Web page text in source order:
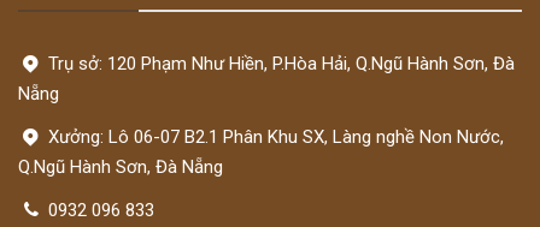
Trụ sở: 120 Phạm Như Hiền, P.Hòa Hải, Q.Ngũ Hành Sơn, Đà
Nẵng
Xưởng: Lô 06-07 B2.1 Phân Khu SX, Làng nghề Non Nước,
Q.Ngũ Hành Sơn, Đà Nẵng
0932 096 833